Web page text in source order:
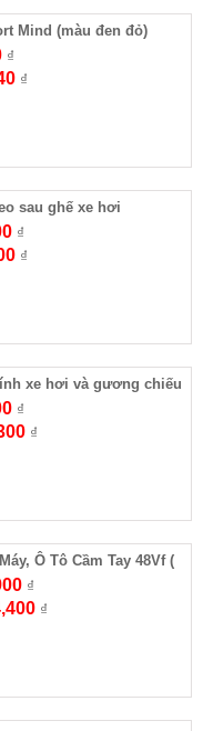
Mind (màu đen đỏ)
₫
₫
sau ghế xe hơi
₫
₫
xe hơi và gương chiếu
₫
₫
Ô Tô Cầm Tay 48Vf (
₫
₫